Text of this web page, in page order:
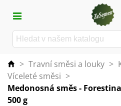
> Travní směsi a louky >
Víceleté směsi >
Medonosná směs -
500 g